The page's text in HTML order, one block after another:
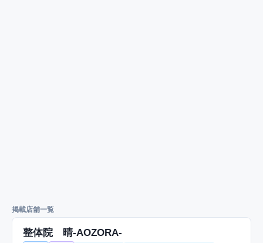
掲載店舗一覧
整体院 晴-AOZORA-